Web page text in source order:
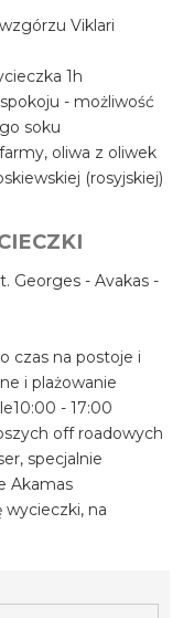
Viklari
1h
- możliwość
soku
oliwa z oliwek
(rosyjskiej)
Georges - Avakas -
czas na postoje i
i plażowanie
- 17:00
off roadowych
specjalnie
Akamas
wycieczki, na